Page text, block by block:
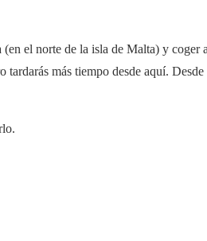
el norte de la isla de Malta) y
tardarás más tiempo desde aquí.